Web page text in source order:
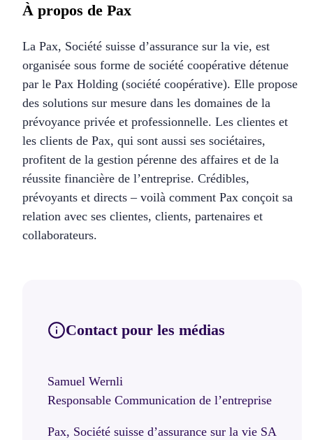
À propos de Pax
La Pax, Société suisse d’assurance sur la vie, est
organisée sous forme de société coopérative détenue
par le Pax Holding (société coopérative). Elle propose
des solutions sur mesure dans les domaines de la
prévoyance privée et professionnelle. Les clientes et
les clients de Pax, qui sont aussi ses sociétaires,
profitent de la gestion pérenne des affaires et de la
réussite financière de l’entreprise. Crédibles,
prévoyants et directs – voilà comment Pax conçoit sa
relation avec ses clientes, clients, partenaires et
collaborateurs.
Contact pour les médias
Samuel Wernli
Responsable Communication de l’entreprise
Pax, Société suisse d’assurance sur la vie SA